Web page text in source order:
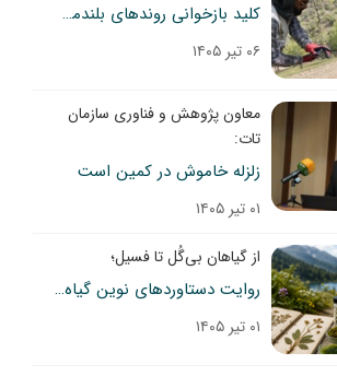
کلید بازخوانی روندهای بلندمدت تغییر اقلیم در کشور
۰۶ تیر ۱۴۰۵
معاون پژوهش و فناوری سازمان
تات:
زلزله خاموش در کمین است
۰۱ تیر ۱۴۰۵
از گیاهان بی‌گُل تا فسیل؛
روایت دستاوردهای نوین گیاه‌شناسان ایران
۰۱ تیر ۱۴۰۵